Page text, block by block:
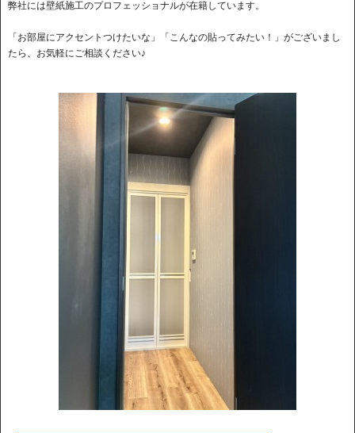
弊社には壁紙施工のプロフェッショナルが在籍しています。
「お部屋にアクセントつけたいな」「こんなの貼ってみたい！」がございまし
たら、お気軽にご相談ください♪